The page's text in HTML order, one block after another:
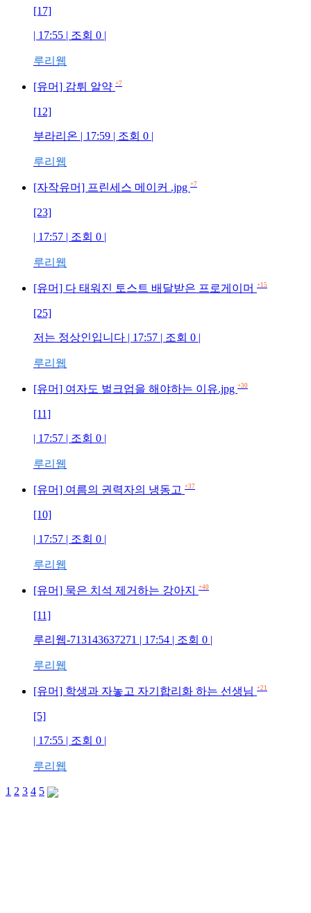
[17]
| 17:55 | 조회 0 |
루리웹
[유머] 감튀 알약 +7
[12]
부라리온 | 17:59 | 조회 0 |
루리웹
[자작유머] 프린세스 메이커 .jpg +7
[23]
| 17:57 | 조회 0 |
루리웹
[유머] 다 태워진 토스트 배달받은 프로게이머 +15
[25]
저는 정상인입니다 | 17:57 | 조회 0 |
루리웹
[유머] 여자도 벌크업을 해야하는 이유.jpg +30
[11]
| 17:57 | 조회 0 |
루리웹
[유머] 여름의 권력자의 냉동고 +37
[10]
| 17:57 | 조회 0 |
루리웹
[유머] 묵은 치석 제거하는 강아지 +40
[11]
루리웹-713143637271 | 17:54 | 조회 0 |
루리웹
[유머] 학생과 자놓고 자기합리화 하는 선생님 +21
[5]
| 17:55 | 조회 0 |
루리웹
1 2 3 4 5